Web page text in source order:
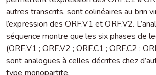
autres transcrits, sont colinéaires au brin
l’expression des ORF.V1 et ORF.V2.
séquence montre que les six phases de
(ORF.V1 ; ORF.V2 ; ORF.C1 ; ORF.C2 ;
sont analogues à celles décrites chez